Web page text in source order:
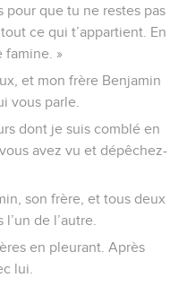
pour que tu ne restes pas
ce qui t’appartient. En
famine. »
et mon frère Benjamin
vous parle.
dont je suis comblé en
avez vu et dépêchez-
son frère, et tous deux
de l’autre.
en pleurant. Après
lui.